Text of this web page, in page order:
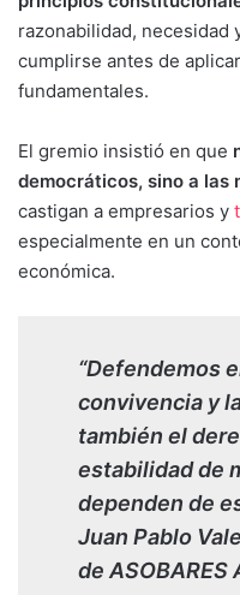
razonabilidad, necesidad
cumplirse antes de
fundamentales.
El gremio insistió en que
democráticos, sino a las
castigan a empresarios y
especialmente en un
económica.
“Defendemos
convivencia y
también el
estabilidad de
dependen de
Juan Pablo
de ASOBARES